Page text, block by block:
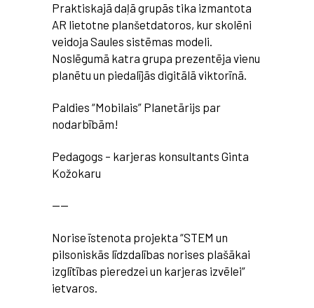
Praktiskajā daļā grupās tika izmantota
AR lietotne planšetdatoros, kur skolēni
veidoja Saules sistēmas modeli.
Noslēgumā katra grupa prezentēja vienu
planētu un piedalījās digitālā viktorīnā.
Paldies “Mobilais” Planetārijs par
nodarbībām!
Pedagogs – karjeras konsultants Ginta
Kožokaru
——
Norise īstenota projekta “STEM un
pilsoniskās līdzdalības norises plašākai
izglītības pieredzei un karjeras izvēlei”
ietvaros.